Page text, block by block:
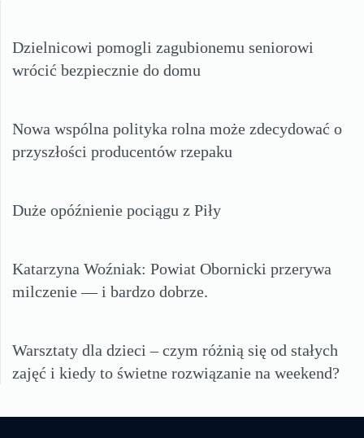
Dzielnicowi pomogli zagubionemu seniorowi
wrócić bezpiecznie do domu
Nowa wspólna polityka rolna może zdecydować o
przyszłości producentów rzepaku
Duże opóźnienie pociągu z Piły
Katarzyna Woźniak: Powiat Obornicki przerywa
milczenie — i bardzo dobrze.
Warsztaty dla dzieci – czym różnią się od stałych
zajęć i kiedy to świetne rozwiązanie na weekend?